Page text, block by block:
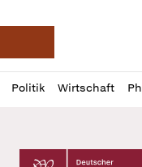
Deutsche
Politik Wirtschaft
Profil
öffnen
Daz
Pur
Deutscher